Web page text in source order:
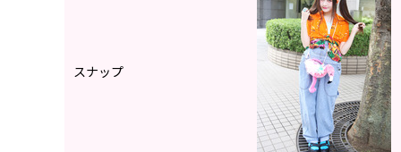
スナップ